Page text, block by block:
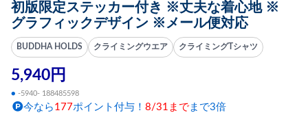
初版限定ステッカー付き ※丈夫な着心地 ※
グラフィックデザイン ※メール便対応
BUDDHA HOLDS クライミングウエア クライミングTシャツ
5,940円
● -5940- 188485598
今なら 177ポイント付与！ 8/31まで まで3倍